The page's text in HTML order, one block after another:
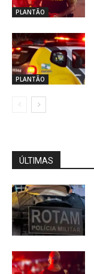
PLANTÃO
PLANTÃO
ÚLTIMAS